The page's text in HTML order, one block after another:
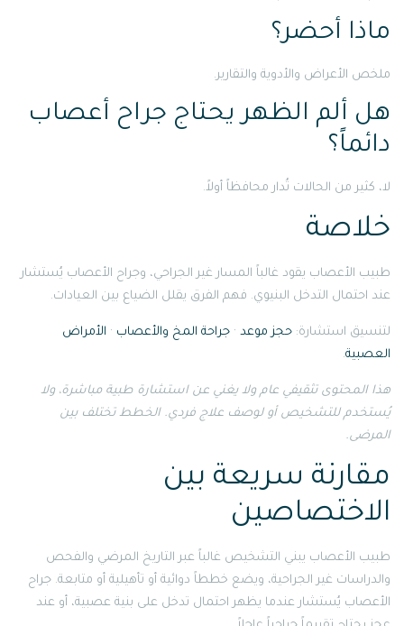
ماذا أحضر؟
ملخص الأعراض والأدوية والتقارير.
هل ألم الظهر يحتاج جراح أعصاب
دائماً؟
لا، كثير من الحالات تُدار محافظاً أولاً.
خلاصة
طبيب الأعصاب يقود غالباً المسار غير الجراحي، وجراح الأعصاب يُستشار
عند احتمال التدخل البنيوي. فهم الفرق يقلل الضياع بين العيادات.
لتنسيق استشارة: حجز موعد · جراحة المخ والأعصاب · الأمراض
العصبية.
هذا المحتوى تثقيفي عام ولا يغني عن استشارة طبية مباشرة، ولا
يُستخدم للتشخيص أو لوصف علاج فردي. الخطط تختلف بين
المرضى.
مقارنة سريعة بين
الاختصاصين
طبيب الأعصاب يبني التشخيص غالباً عبر التاريخ المرضي والفحص
والدراسات غير الجراحية، ويضع خططاً دوائية أو تأهيلية أو متابعة. جراح
الأعصاب يُستشار عندما يظهر احتمال تدخل على بنية عصبية، أو عند